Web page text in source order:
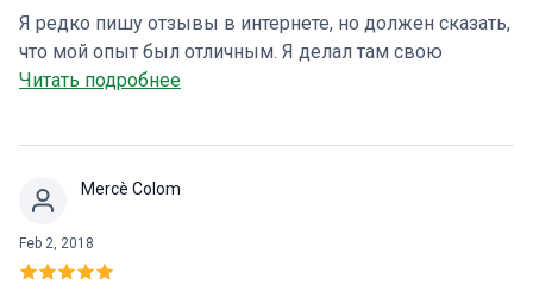
Я редко пишу отзывы в интернете, но должен сказать,
что мой опыт был отличным. Я делал там свою
первую эндоскопию. Я немного нервничал, но все
персонал очень профессиональный, я ничего не
Теперь я более чем спокоен, чтобы повторить это
снова :)
Читать подробнее
Mercè Colom
Feb 2, 2018